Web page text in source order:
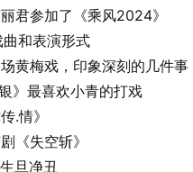
君参加了《乘风2024》
和表演形式
黄梅戏，印象深刻的几件事
》最喜欢小青的打戏
.情》
《失空斩》
旦净丑